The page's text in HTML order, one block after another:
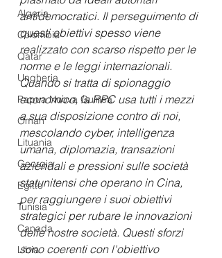
Algeria
Colombia
Qatar
Ungheria
Papua Nuova Guinea
Oman
Lituania
Georgia
Egitto
Tunisia
Canada
Libia
antidemocratici. Il perseguimento di
questi obiettivi spesso viene
realizzato con scarso rispetto per le
norme e le leggi internazionali.
Quando si tratta di spionaggio
economico, la RPC usa tutti i mezzi
a sua disposizione contro di noi,
mescolando cyber, intelligenza
umana, diplomazia, transazioni
aziendali e pressioni sulle società
statunitensi che operano in Cina,
per raggiungere i suoi obiettivi
strategici per rubare le innovazioni
delle nostre società. Questi sforzi
sono coerenti con l'obiettivo